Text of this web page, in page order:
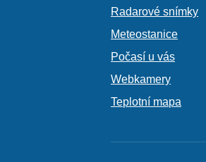
Radarové snímky
Meteostanice
Počasí u vás
Webkamery
Teplotní mapa